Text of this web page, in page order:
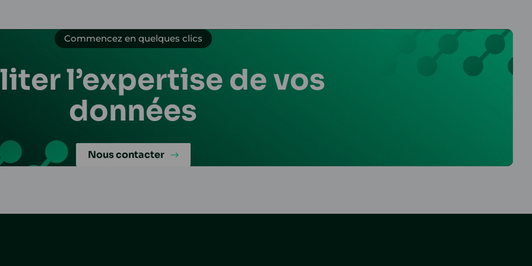
Commencez en quelques clics
l’expertise de vos
données
Nous contacter